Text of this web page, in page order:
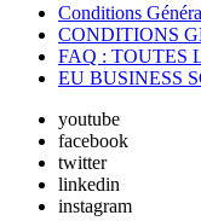
Conditions
CONDITIONS
FAQ : TOUTES
EU BUSINESS
youtube
facebook
twitter
linkedin
instagram